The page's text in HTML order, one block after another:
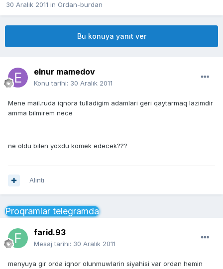
30 Aralık 2011 in Ordan-burdan
Bu konuya yanıt ver
elnur mamedov
Konu tarihi: 30 Aralık 2011
Mene mail.ruda iqnora tulladigim adamlari geri qaytarmaq lazimdir
amma bilmirem nece
ne oldu bilen yoxdu komek edecek???
Alıntı
Proqramlar telegramda
farid.93
Mesaj tarihi: 30 Aralık 2011
menyuya gir orda iqnor olunmuwlarin siyahisi var ordan hemin